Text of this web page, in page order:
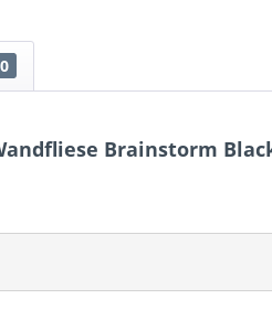
0
Brainstorm